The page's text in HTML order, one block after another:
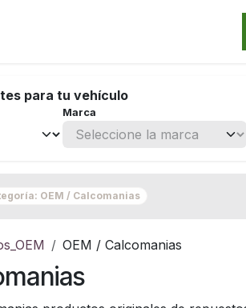
para tu vehículo
Marca
OEM / Calcomanias
OEM / Calcomanias